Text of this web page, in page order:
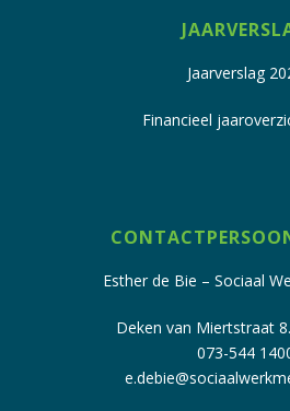
Jaarverslag
Financieel
Esther de Bie – Sociaal
Deken van Miertstraat
073-544